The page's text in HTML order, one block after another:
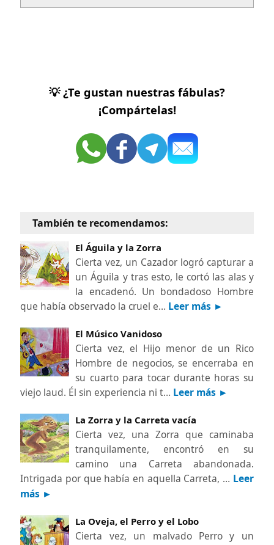
💡 ¿Te gustan nuestras fábulas?
¡Compártelas!
También te recomendamos:
El Águila y la Zorra
Cierta vez, un Cazador logró capturar a
un Águila y tras esto, le cortó las alas y
la encadenó. Un bondadoso Hombre
que había observado la cruel e… Leer más ►
El Músico Vanidoso
Cierta vez, el Hijo menor de un Rico
Hombre de negocios, se encerraba en
su cuarto para tocar durante horas su
viejo laud. Él sin experiencia ni t… Leer más ►
La Zorra y la Carreta vacía
Cierta vez, una Zorra que caminaba
tranquilamente, encontró en su
camino una Carreta abandonada.
Intrigada por que había en aquella Carreta, … Leer
más ►
La Oveja, el Perro y el Lobo
Cierta vez, un malvado Perro y un